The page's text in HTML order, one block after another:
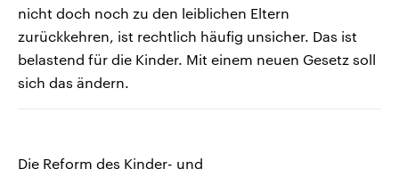
nicht doch noch zu den leiblichen Eltern
zurückkehren, ist rechtlich häufig unsicher. Das ist
belastend für die Kinder. Mit einem neuen Gesetz soll
sich das ändern.
Die Reform des Kinder- und